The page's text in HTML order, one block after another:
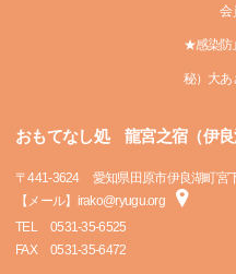
会
★感染防
秘）大あ
おもてなし処 龍宮之宿（伊良
〒441-3624
愛知県田原市伊良湖町宮
【メール】irako@ryugu.org
TEL
0531-35-6525
FAX
0531-35-6472